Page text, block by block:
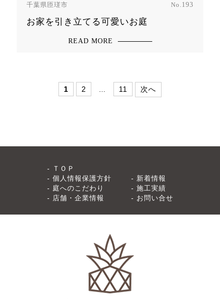
千葉県匝瑳市 No. 193
お家を引き立てる可愛いお庭
READ MORE
1 2 … 11 次へ
ＴＯＰ
個人情報保護方針
新着情報
庭へのこだわり
施工実績
店舗・企業情報
お問い合せ